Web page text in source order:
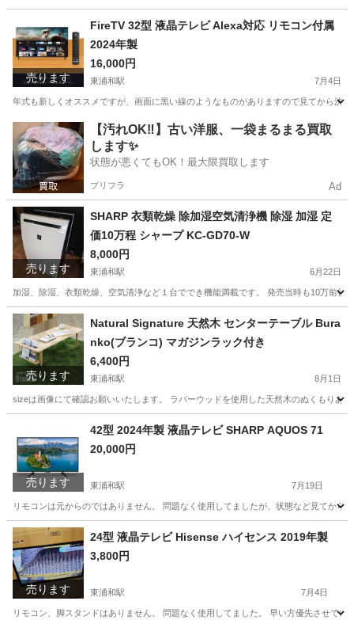
東浦和駅 フィットネス、トレーニング
筋トレ
売ります
FireTV 32型 液晶テレビ Alexa対応 リモコン付属
2024年製
16,000円
東浦和駅 7月4日
年式も新しくオススメですが、画面に黒い線のようなものがありますので見てから決
埼玉 さいたま市 東浦和駅 テレビ FireTV
【汚れOK‼️】古い洋服、一袋まるまる買取
します✨
状態が悪くてもOK！最大限買取します
プリフラ Ad
売ります
SHARP 衣類乾燥 除加湿空気清浄機 除湿 加湿 定
価10万程 シャープ KC-GD70-W
8,000円
東浦和駅 6月22日
加湿、除湿、衣類乾燥、空気清浄など１台ででき機能満載です。 発売当時も10万前
埼玉 さいたま市 季節、空調家電
売ります
Natural Signature 天然木 センターテーブル Bura
nko(ブランコ) マガジンラック付き
6,400円
東浦和駅 8月1日
sizeは画像にて確認お願いいたします。 ラバーウッドを使用した天然木のぬくもりあ
東浦和駅 テーブル
売ります
42型 2024年製 液晶テレビ SHARP AQUOS 71
20,000円
東浦和駅 7月19日
リモコンは元からのではありません。 問題なく使用してましたが、状態など見てか
埼玉 さいたま市 東浦和駅 テレビ SHARP
売ります
24型 液晶テレビ Hisense ハイセンス 2019年製
3,800円
東浦和駅 7月4日
リモコン、脚スタンドはありません。 問題なく使用してました。 早い方優先させて